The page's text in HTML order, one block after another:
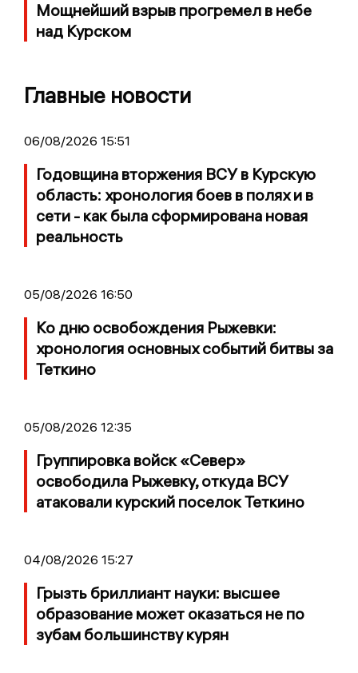
Мощнейший взрыв прогремел в небе
над Курском
Главные новости
06/08/2026 15:51
Годовщина вторжения ВСУ в Курскую
область: хронология боев в полях и в
сети - как была сформирована новая
реальность
05/08/2026 16:50
Ко дню освобождения Рыжевки:
хронология основных событий битвы за
Теткино
05/08/2026 12:35
Группировка войск «Север»
освободила Рыжевку, откуда ВСУ
атаковали курский поселок Теткино
04/08/2026 15:27
Грызть бриллиант науки: высшее
образование может оказаться не по
зубам большинству курян